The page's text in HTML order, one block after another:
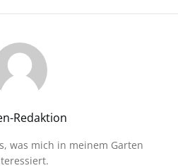
Redaktion
was mich in meinem Garten